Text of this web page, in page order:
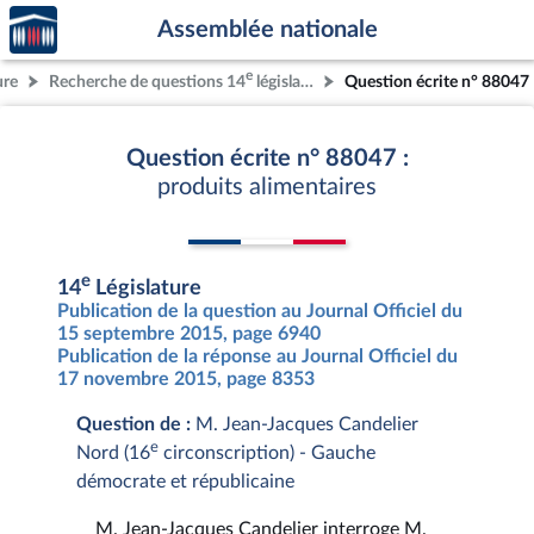
Aller au contenu
Aller en bas de la page
Accèder
à la
page
d'accueil
Assemblée nationale
Recherche de questions 14e législature Question écrite n° 88047
Question écrite n° 88047 :
produits alimentaires
14e Législature
Publication de la question au Journal Officiel du
15 septembre 2015, page 6940
Publication de la réponse au Journal Officiel du
17 novembre 2015, page 8353
Question de : M. Jean-Jacques Candelier
Nord (16e circonscription) - Gauche
démocrate et républicaine
M. Jean-Jacques Candelier interroge M.